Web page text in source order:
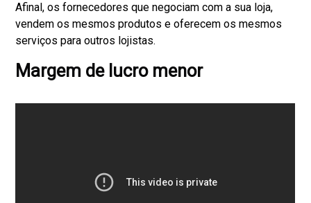
Afinal, os fornecedores que negociam com a sua loja,
vendem os mesmos produtos e oferecem os mesmos
serviços para outros lojistas.
Margem de lucro menor